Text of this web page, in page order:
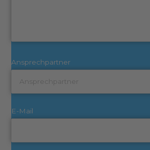
Ansprechpartner
E-Mail